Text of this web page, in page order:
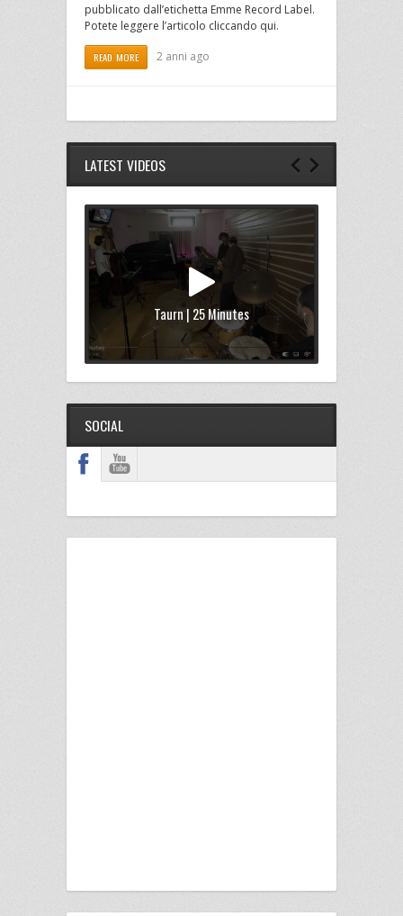
pubblicato dall’etichetta Emme Record Label.
Potete leggere l’articolo cliccando qui.
READ MORE 2 anni ago
LATEST VIDEOS
Taurn | 25 Minutes
SOCIAL